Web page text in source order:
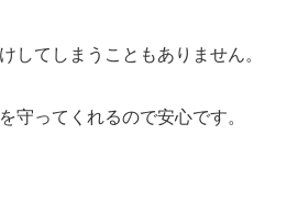
してしまうこともありません。
守ってくれるので安心です。